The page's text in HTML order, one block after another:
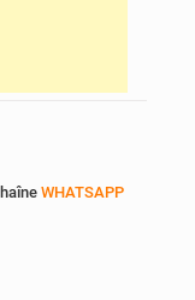
WHATSAPP